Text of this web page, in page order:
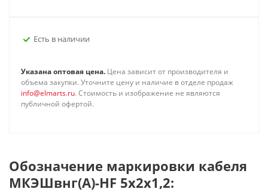
Есть в наличии
Указана оптовая цена. Цена зависит от производителя и
объема закупки. Уточните цену и наличие в отделе продаж
info@elmarts.ru. Стоимость и изображение не являются
публичной офертой.
Обозначение маркировки кабеля
МКЭШвнг(А)-HF 5х2х1,2: